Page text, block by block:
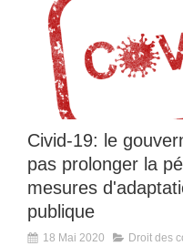
Civid-19: le
pas prolonger la
mesures
publique
18 Mai 2020 Droit des